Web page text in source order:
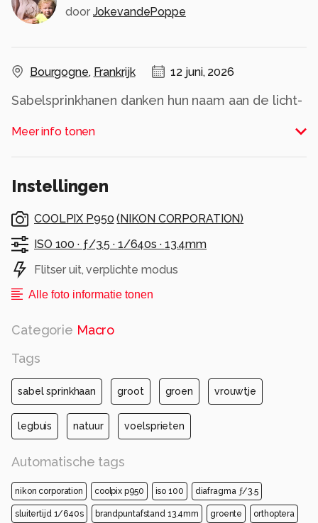
door JokevandePoppe
Bourgogne, Frankrijk 12 juni, 2026
Sabelsprinkhanen danken hun naam aan de licht-
vrouwtjes. Deze hebben wat weg van een sabel.
Deze soort onderscheidt zich met zijn dunne,
algemeen even lang als het lichaam maar
Meer info tonen
Instellingen
COOLPIX P950 ( NIKON CORPORATION)
ISO 100 · ƒ/3.5 · 1/640s · 13.4mm
Flitser uit, verplichte modus
Alle foto informatie tonen
Categorie Macro
Tags
sabel sprinkhaan groot groen vrouwtje
legbuis natuur voelsprieten
Automatische tags
nikon corporation coolpix p950 iso 100 diafragma ƒ/3.5
sluitertijd 1/640s brandpuntafstand 13.4mm groente orthoptera